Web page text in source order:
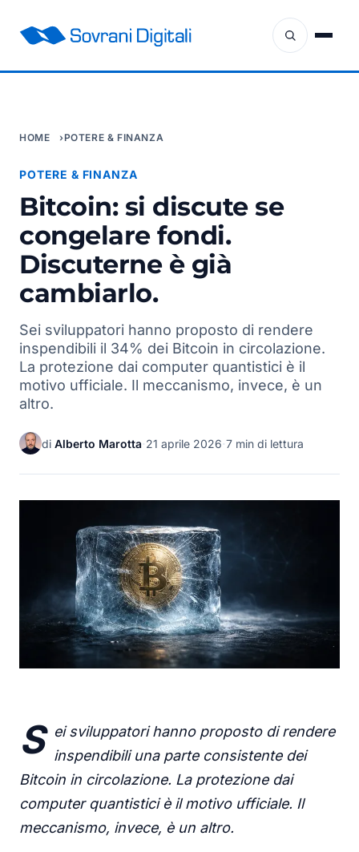
HOME POTERE & FINANZA
POTERE & FINANZA
Bitcoin: si discute se
congelare fondi.
Discuterne è già
cambiarlo.
Sei sviluppatori hanno proposto di rendere
inspendibili il 34% dei Bitcoin in circolazione.
La protezione dai computer quantistici è il
motivo ufficiale. Il meccanismo, invece, è un
altro.
di Alberto Marotta·21 aprile 2026·7 min di lettura
S
ei sviluppatori hanno proposto di rendere
inspendibili una parte consistente dei
Bitcoin in circolazione. La protezione dai
computer quantistici è il motivo ufficiale. Il
meccanismo, invece, è un altro.